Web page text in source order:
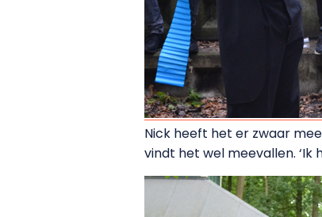
Nick heeft het er zwaar
vindt het wel meevallen. ‘Ik